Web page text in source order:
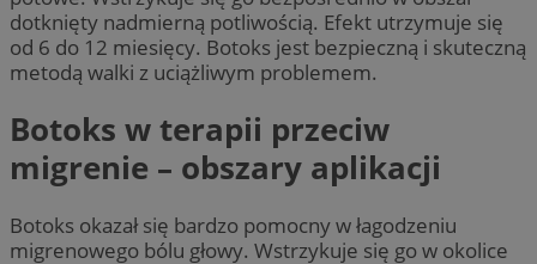
dotknięty nadmierną potliwością. Efekt utrzymuje się
od 6 do 12 miesięcy. Botoks jest bezpieczną i skuteczną
metodą walki z uciążliwym problemem.
Botoks w terapii przeciw
migrenie – obszary aplikacji
Botoks okazał się bardzo pomocny w łagodzeniu
migrenowego bólu głowy. Wstrzykuje się go w okolice